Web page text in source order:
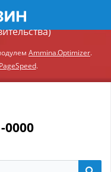
Ammina.Регионы
Ammina.Optimizer.
.
0000